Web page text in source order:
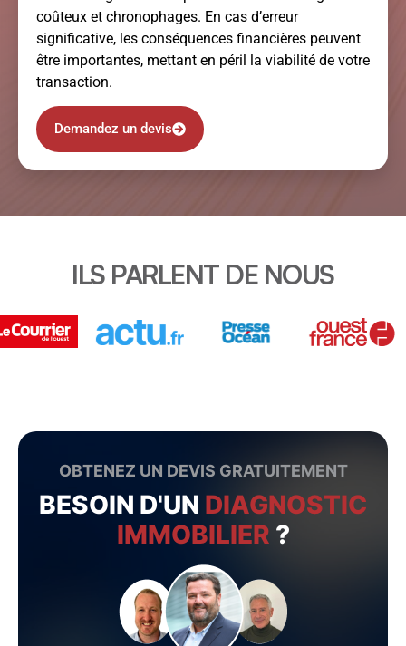
coûteux et chronophages. En cas d’erreur
significative, les conséquences financières peuvent
être importantes, mettant en péril la viabilité de votre
transaction.
Demandez un devis
ILS PARLENT DE NOUS
OBTENEZ UN DEVIS GRATUITEMENT
BESOIN D'UN DIAGNOSTIC
IMMOBILIER ?